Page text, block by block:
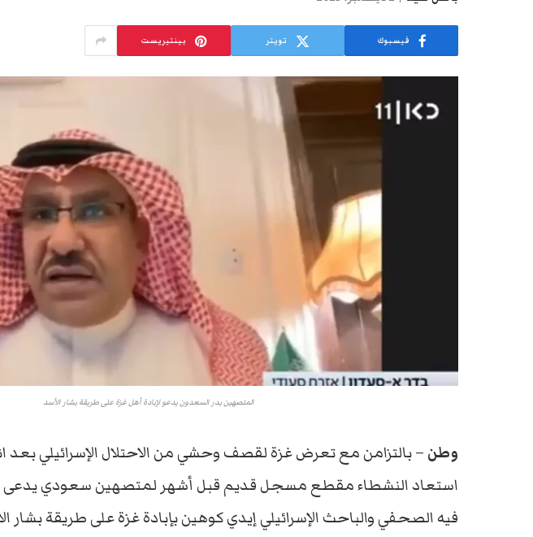
فيسبوك تويتر بينتيريست
المتصهين بدر السعدون يدعو لإبادة أهل غزة على طريقة بشار الأسد
وطن – بالتزامن مع تعرض غزة لقصف وحشي من الاحتلال الإسرائيلي بعد
استعاد النشطاء مقطع مسجل قديم قبل أشهر لمتصهين سعودي يدعى